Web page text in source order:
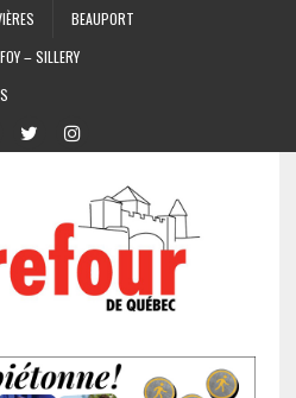
BEAUPORT
– SILLERY